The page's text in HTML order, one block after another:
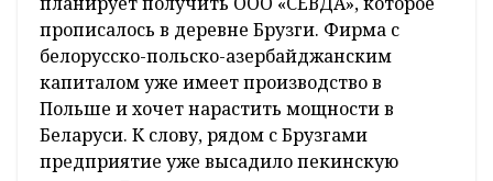
прописалось в деревне Брузги. Фирма с
белорусско-польско-азербайджанским
капиталом уже имеет производство в
Польше и хочет нарастить мощности в
Беларуси. К слову, рядом с Брузгами
предприятие уже высадило пекинскую